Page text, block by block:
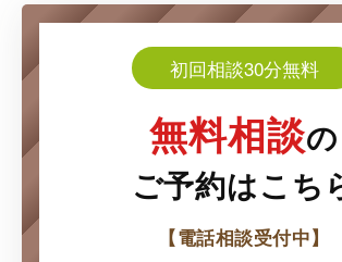
初回相談30分無料
無料相談の
ご予約はこち
【電話相談受付中】